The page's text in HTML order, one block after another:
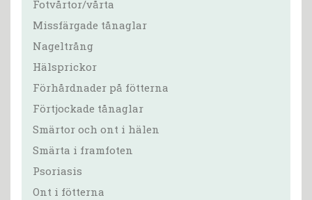
Fotvårtor/vårta
Missfärgade tånaglar
Nageltrång
Hälsprickor
Förhårdnader på fötterna
Förtjockade tånaglar
Smärtor och ont i hälen
Smärta i framfoten
Psoriasis
Ont i fötterna